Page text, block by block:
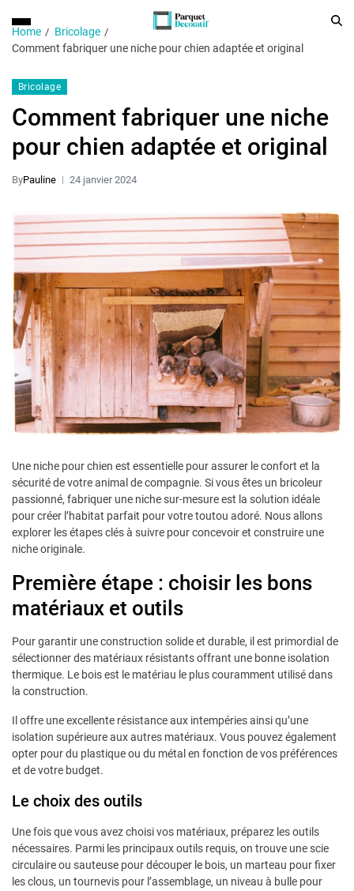
Home
Bricolage
Comment fabriquer une niche pour chien adaptée et original
Bricolage
Comment fabriquer une niche
pour chien adaptée et original
ByPauline 24 janvier 2024
Une niche pour chien est essentielle pour assurer le confort et la
sécurité de votre animal de compagnie. Si vous êtes un bricoleur
passionné, fabriquer une niche sur-mesure est la solution idéale
pour créer l’habitat parfait pour votre toutou adoré. Nous allons
explorer les étapes clés à suivre pour concevoir et construire une
niche originale.
Première étape : choisir les bons
matériaux et outils
Pour garantir une construction solide et durable, il est primordial de
sélectionner des matériaux résistants offrant une bonne isolation
thermique. Le bois est le matériau le plus couramment utilisé dans
la construction.
Il offre une excellente résistance aux intempéries ainsi qu’une
isolation supérieure aux autres matériaux. Vous pouvez également
opter pour du plastique ou du métal en fonction de vos préférences
et de votre budget.
Le choix des outils
Une fois que vous avez choisi vos matériaux, préparez les outils
nécessaires. Parmi les principaux outils requis, on trouve une scie
circulaire ou sauteuse pour découper le bois, un marteau pour fixer
les clous, un tournevis pour l’assemblage, un niveau à bulle pour